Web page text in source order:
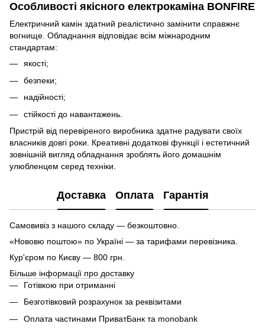
Особливості якісного електрокаміна BONFIRE
Електричний камін здатний реалістично замінити справжнє
вогнище. Обладнання відповідає всім міжнародним
стандартам:
якості;
безпеки;
надійності;
стійкості до навантажень.
Пристрій від перевіреного виробника здатне радувати своїх
власників довгі роки. Креативні додаткові функції і естетичний
зовнішній вигляд обладнання зроблять його домашнім
улюбленцем серед техніки.
Доставка Оплата Гарантія
Самовивіз з нашого складу — безкоштовно.
«Нововю поштою» по Україні — за тарифами перевізника.
Кур'єром по Києву — 800 грн.
Більше інформації про доставку
Готівкою при отриманні
Безготівковий розрахунок за реквізитами
Оплата частинами ПриватБанк та monobank